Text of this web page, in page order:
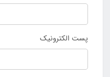
پست الکترونیک